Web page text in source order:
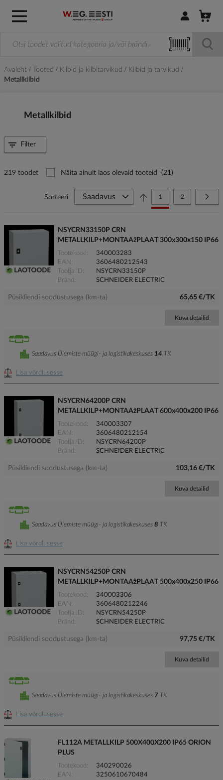
Logi sisse /
Avaleht Tooted Kilbid ja kilbitarvikud
Kilbid ja tarvikud
Metallkilbid
Metallkilbid
219 toodet Näita ainult laos olevaid tooteid (21)
PageYou're currently reading
1 Page
2
Sorteeri
NSYCRN33150P CRN
METALLKILP+MONTAAžPLAAT 300x300x150 IP66
Tootekood
340003283
EAN
3606480212543
Tootja ID
NSYCRN33150P
Bränd
SCHNEIDER ELECTRIC
Püsikliendi soodustusega (km-ta) 65,65 €/TK
Kuva detailid
Lisa võrdlusesse
Saadavus Ülemiste müügi- ja logistikakeskuses 14 TK
NSYCRN64200P CRN
METALLKILP+MONTAAžPLAAT 600x400x200 IP66
Tootekood
340003307
EAN
3606480212154
Tootja ID
NSYCRN64200P
Bränd
SCHNEIDER ELECTRIC
Püsikliendi soodustusega (km-ta) 103,16 €/TK
Kuva detailid
Lisa võrdlusesse
Saadavus Ülemiste müügi- ja logistikakeskuses 8 TK
NSYCRN54250P CRN
METALLKILP+MONTAAžPLAAT 500x400x250 IP66
Tootekood
340003306
EAN
3606480212246
Tootja ID
NSYCRN54250P
Bränd
SCHNEIDER ELECTRIC
Püsikliendi soodustusega (km-ta) 97,75 €/TK
Kuva detailid
Lisa võrdlusesse
Saadavus Ülemiste müügi- ja logistikakeskuses 7 TK
FL112A METALLKILP 500X400X200 IP65 ORION
PLUS
Tootekood
340290026
EAN
3250610670484
Filter